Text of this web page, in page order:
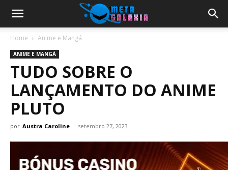
Home Anime e Mangá
ANIME E MANGÁ
TUDO SOBRE O
LANÇAMENTO DO ANIME
PLUTO
por Austra Caroline - setembro 27, 2023